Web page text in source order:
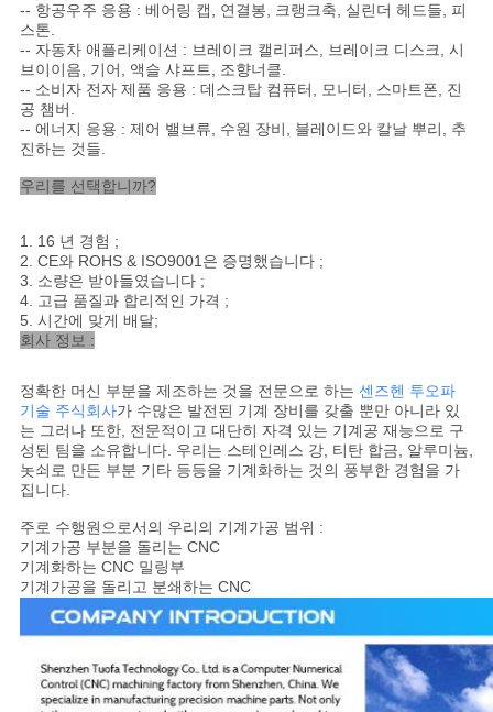
-- 항공우주 응용 : 베어링 캡, 연결봉, 크랭크축, 실린더 헤드들, 피
스톤.
-- 자동차 애플리케이션 : 브레이크 캘리퍼스, 브레이크 디스크, 시
브이이음, 기어, 액슬 샤프트, 조향너클.
-- 소비자 전자 제품 응용 : 데스크탑 컴퓨터, 모니터, 스마트폰, 진
공 챔버.
-- 에너지 응용 : 제어 밸브류, 수원 장비, 블레이드와 칼날 뿌리, 추
진하는 것들.
우리를 선택합니까?
1. 16 년 경험 ;
2. CE와 ROHS & ISO9001은 증명했습니다 ;
3. 소량은 받아들였습니다 ;
4. 고급 품질과 합리적인 가격 ;
5. 시간에 맞게 배달;
회사 정보 :
정확한 머신 부분을 제조하는 것을 전문으로 하는 센즈헨 투오파
기술 주식회사가 수많은 발전된 기계 장비를 갖출 뿐만 아니라 있
는 그러나 또한, 전문적이고 대단히 자격 있는 기계공 재능으로 구
성된 팀을 소유합니다. 우리는 스테인레스 강, 티탄 합금, 알루미늄,
놋쇠로 만든 부분 기타 등등을 기계화하는 것의 풍부한 경험을 가
집니다.
주로 수행원으로서의 우리의 기계가공 범위 :
기계가공 부분을 돌리는 CNC
기계화하는 CNC 밀링부
기계가공을 돌리고 분쇄하는 CNC